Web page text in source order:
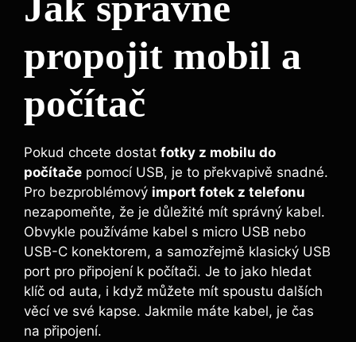
propojit mobil a
počítač
Pokud chcete dostat fotky z mobilu do
počítače pomocí USB, je to překvapivě snadné.
Pro bezproblémový import fotek z telefonu
nezapomeňte, že je důležité mít správný kabel.
Obvykle používáme kabel s micro USB nebo
USB-C konektorem, a samozřejmě klasický USB
port pro připojení k počítači. Je to jako hledat
klíč od auta, i když můžete mít spoustu dalších
věcí ve své kapse. Jakmile máte kabel, je čas
na připojení.